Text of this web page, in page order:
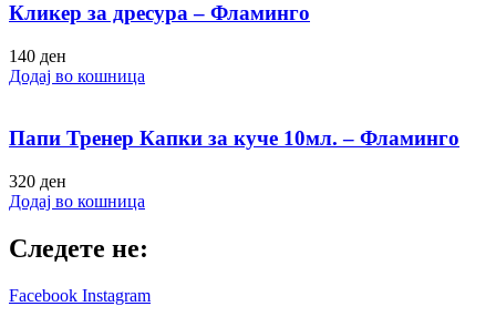
Кликер за дресура – Фламинго
140 ден
Додај во кошница
Папи Тренер Капки за куче 10мл. – Фламинго
320 ден
Додај во кошница
Следете не:
Facebook Instagram